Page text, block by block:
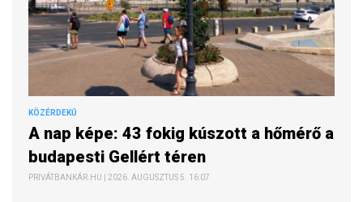
KÖZÉRDEKŰ
A nap képe: 43 fokig kúszott a hőmérő a
budapesti Gellért téren
PRIVÁTBANKÁR.HU | 2026. AUGUSZTUS 5. 16:07